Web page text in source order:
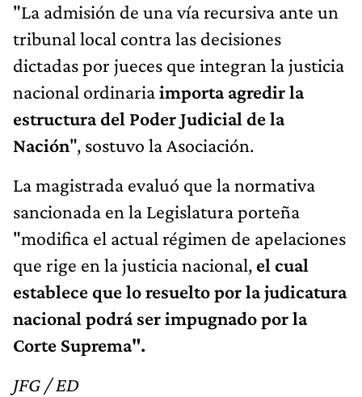
"La admisión de una vía recursiva ante un
tribunal local contra las decisiones
dictadas por jueces que integran la justicia
nacional ordinariaimporta agredir la
estructura del Poder Judicial de la
Nación", sostuvo la Asociación.
La magistrada evaluó que la normativa
sancionada en la Legislatura porteña
"modifica el actual régimen de apelaciones
que rige en la justicia nacional, el cual
establece que lo resuelto por la judicatura
nacional podrá ser impugnado por la
Corte Suprema".
JFG / ED